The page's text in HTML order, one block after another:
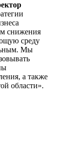
снижения
среду
Мы
а также
области».